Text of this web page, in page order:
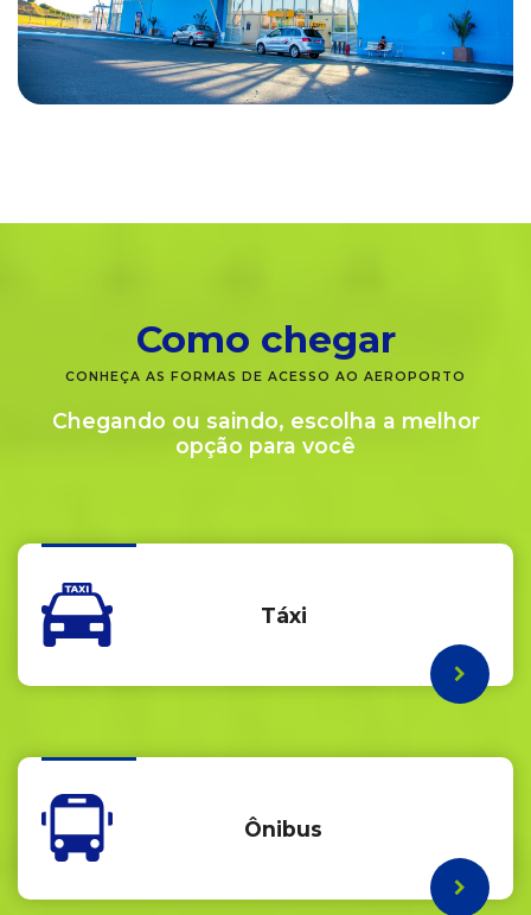
Como chegar
CONHEÇA AS FORMAS DE ACESSO AO AEROPORTO
Chegando ou saindo, escolha a melhor
opção para você
Táxi
Ônibus